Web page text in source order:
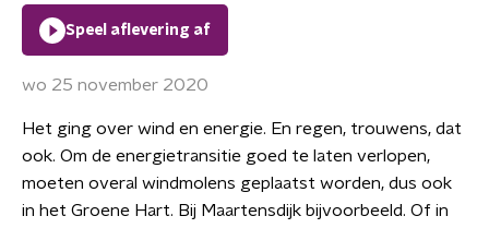
Speel aflevering af
wo 25 november 2020
Het ging over wind en energie. En regen, trouwens, dat
ook. Om de energietransitie goed te laten verlopen,
moeten overal windmolens geplaatst worden, dus ook
in het Groene Hart. Bij Maartensdijk bijvoorbeeld. Of in